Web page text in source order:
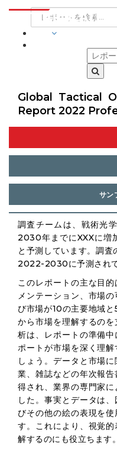
Global Tactical
Report 2022
サン
調査チームは、戦術光
2030年までにXXXに増
と予測しています。調
2022-2030に予測されて
このレポートの主な目
メンテーション、市場
び市場が10の主要地域
から市場を理解するの
析は、レポートの準備
ポートが市場を深く理
しょう。データと市場
業、雑誌などの年次報
得され、業界の専門家
した。事実とデータは
びその他の絵の表現を
す。これにより、視覚
解するのにも役立ちます。